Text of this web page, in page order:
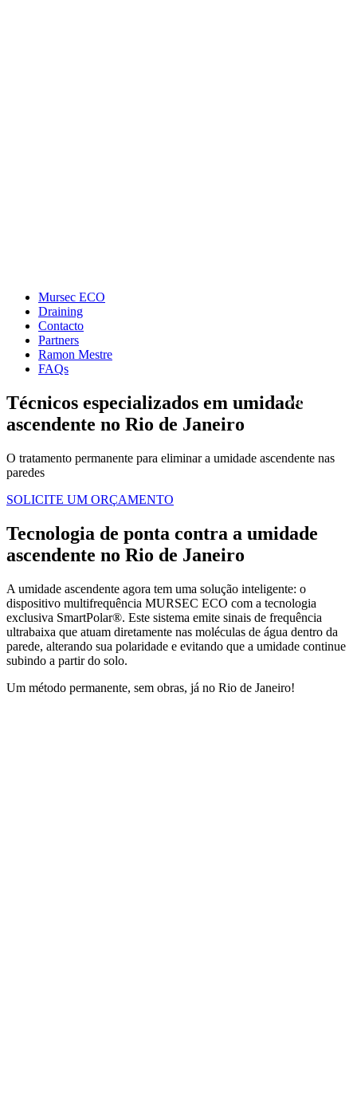
Mursec ECO
Draining
Contacto
Partners
Ramon Mestre
FAQs
Técnicos especializados em umidade
ascendente no Rio de Janeiro
O tratamento permanente para eliminar a umidade ascendente nas
paredes
SOLICITE UM ORÇAMENTO
Tecnologia de ponta contra a umidade
ascendente no Rio de Janeiro
A umidade ascendente agora tem uma solução inteligente: o
dispositivo multifrequência MURSEC ECO com a tecnologia
exclusiva SmartPolar®. Este sistema emite sinais de frequência
ultrabaixa que atuam diretamente nas moléculas de água dentro da
parede, alterando sua polaridade e evitando que a umidade continue
subindo a partir do solo.
Um método permanente, sem obras, já no Rio de Janeiro!